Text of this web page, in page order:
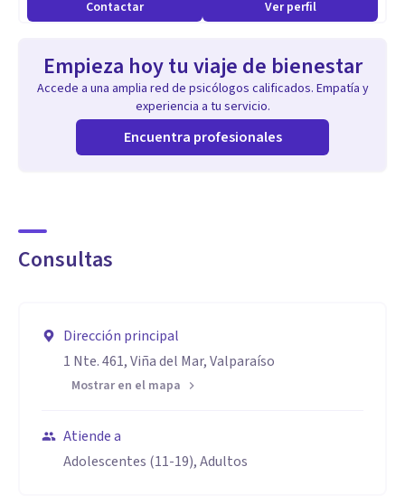
Contactar Ver perfil
Empieza hoy tu viaje de bienestar
Accede a una amplia red de psicólogos calificados. Empatía y
experiencia a tu servicio.
Encuentra profesionales
Consultas
Dirección principal
1 Nte. 461, Viña del Mar, Valparaíso
Mostrar en el mapa
Atiende a
Adolescentes (11-19), Adultos